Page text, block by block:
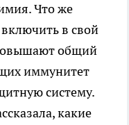
Что же
в свой
общий
иммунитет
систему.
какие